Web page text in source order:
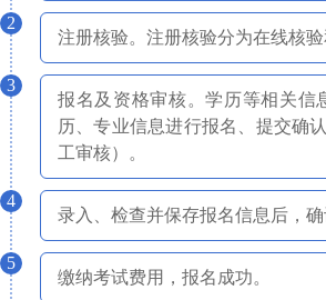
2
注册核验。注册核验分为在线核验
3
报名及资格审核。学历等相关信
历、专业信息进行报名、提交确
工审核）。
4
录入、检查并保存报名信息后，确
5
缴纳考试费用，报名成功。